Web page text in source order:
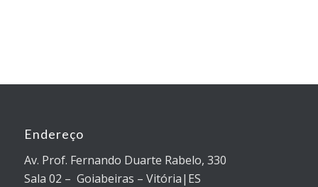
Endereço
Av. Prof. Fernando Duarte Rabelo, 330
Sala 02 – Goiabeiras – Vitória|ES